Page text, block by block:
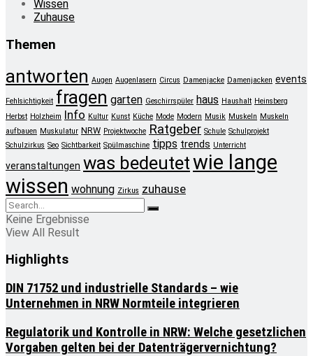
Wissen
Zuhause
Themen
antworten Augen Augenlasern Circus Damenjacke Damenjacken events
Fehlsichtigkeit fragen garten Geschirrspüler haus Haushalt Heinsberg
Herbst Holzheim Info Kultur Kunst Küche Mode Modern Musik Muskeln Muskeln
aufbauen Muskulatur NRW Projektwoche Ratgeber Schule Schulprojekt
Schulzirkus Seo Sichtbarkeit Spülmaschine tipps trends Unterricht
veranstaltungen was bedeutetwie lange
wissen wohnung Zirkus zuhause
Keine Ergebnisse
View All Result
Highlights
DIN 71752 und industrielle Standards – wie
Unternehmen in NRW Normteile integrieren
Regulatorik und Kontrolle in NRW: Welche gesetzlichen
Vorgaben gelten bei der Datenträgervernichtung?